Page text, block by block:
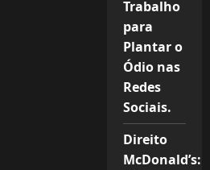
Trabalho
para
Plantar o
Ódio nas
Redes
Sociais.
Direito
McDonald’s: